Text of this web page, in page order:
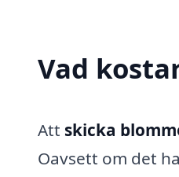
Vad
Att skicka
Oavsett om det